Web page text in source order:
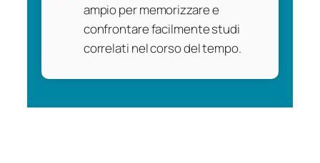
ampio per memorizzare e
confrontare facilmente studi
correlati nel corso del tempo.